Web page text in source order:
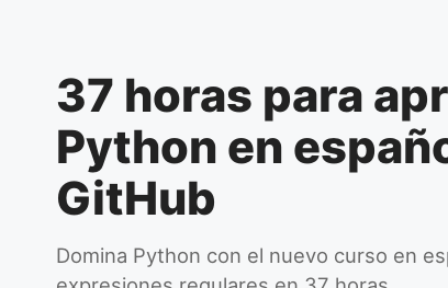
37 horas para
Python en
GitHub
Domina Python con el nuevo curso en